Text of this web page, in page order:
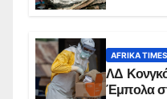
AFRIKA TIMES
ΛΔ
Έμπολα